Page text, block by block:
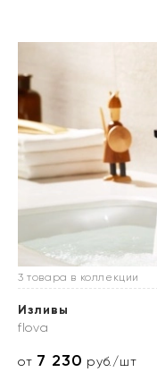
3 товара в коллекции
Изливы
flova
от 7 230 руб./шт